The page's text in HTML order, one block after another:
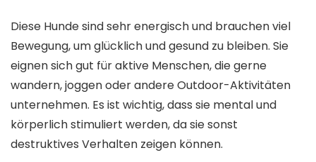
Diese Hunde sind sehr energisch und brauchen viel
Bewegung, um glücklich und gesund zu bleiben. Sie
eignen sich gut für aktive Menschen, die gerne
wandern, joggen oder andere Outdoor-Aktivitäten
unternehmen. Es ist wichtig, dass sie mental und
körperlich stimuliert werden, da sie sonst
destruktives Verhalten zeigen können.